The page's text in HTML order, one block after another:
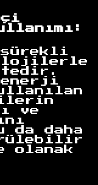
ve
da daha
olanak